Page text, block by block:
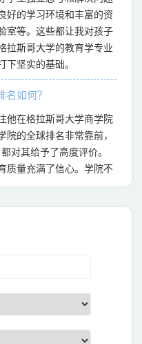
好的学习环境和丰富的资
室等。这些都让我对孩子
拉斯哥大学的教育学专业
下坚实的基础。
如何？
他在格拉斯哥大学商学院
院的全球排名非常靠前，
对其给予了高度评价。
质量充满了信心。学院不
重视学生的实践能力和国
院的家长，我对这所学校
排名通常能够进入世界前
发展提供了坚实的保障。